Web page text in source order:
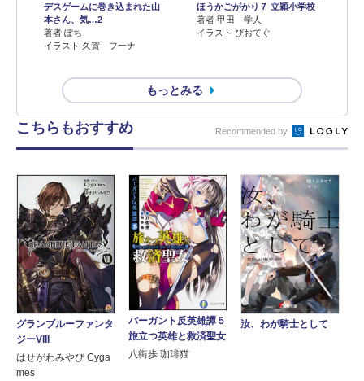
デスゲームに巻き込まれた山
本さん、気…2
著者 ぽち
イラスト 久賀 フーナ
ほうかごがかり７ 立穎小学校
著者 甲田 学人
イラスト ぴおてぐ
もっとみる
こちらもおすすめ Recommended by
グランブルーファンタ
ジーVIII
はせがわみやび Cyga
mes
バーガント反英雄譚５
旅立つ英雄と救済聖女
八街歩 珈琲猫
汝、わが騎士として